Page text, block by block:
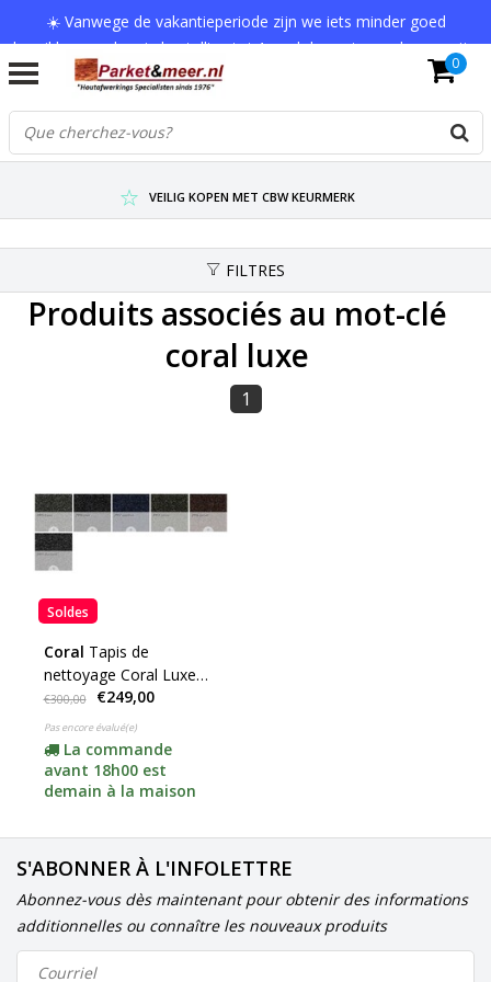
☀️ Vanwege de vakantieperiode zijn we iets minder goed
bereikbaar en kan je bestelling tot 1 werkdag extra onderweg zijn.
Bedankt voor je begrip!
VERZENDKOSTEN € 7,95 (GRATIS VA €75,-)
SCHERPSTE PRIJZEN TOT WEL 75% KORTING !
VEILIG KOPEN MET CBW KEURMERK
0
FILTRES
Produits associés au mot-clé
coral luxe
1
Soldes
Coral Tapis de
nettoyage Coral Luxe
(cliquez ici pour les
couleurs)
€300,00 €249,00
Pas encore évalué(e)
La commande
avant 18h00 est
demain à la maison
S'ABONNER À L'INFOLETTRE
Abonnez-vous dès maintenant pour obtenir des informations
additionnelles ou connaître les nouveaux produits